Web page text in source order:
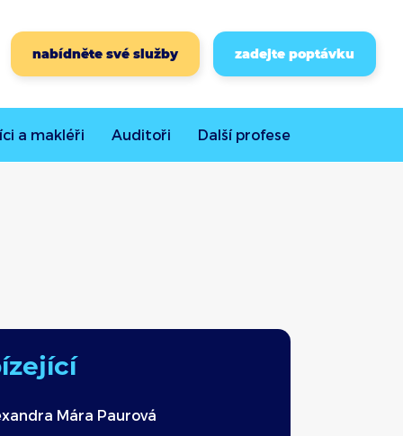
nabídněte své služby zadejte poptávku
a makléři Auditoři Dalšíprofese
Mára Paurová